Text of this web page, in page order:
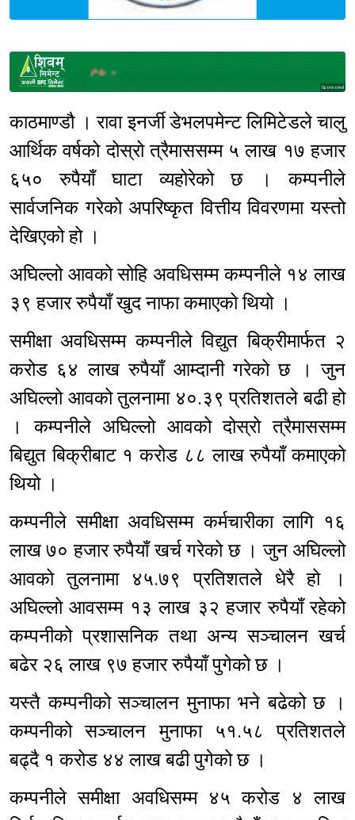
Sponsored
काठमाण्डौ । रावा इनर्जी डेभलपमेन्ट लिमिटेडले चालु
आर्थिक वर्षको दोस्रो त्रैमाससम्म ५ लाख १७ हजार
६५० रुपैयाँ घाटा व्यहोरेको छ । कम्पनीले
सार्वजनिक गरेको अपरिष्कृत वित्तीय विवरणमा यस्तो
देखिएको हो ।
अघिल्लो आवको सोहि अवधिसम्म कम्पनीले १४ लाख
३९ हजार रुपैयाँ खुद नाफा कमाएको थियो ।
समीक्षा अवधिसम्म कम्पनीले विद्युत बिक्रीमार्फत २
करोड ६४ लाख रुपैयाँ आम्दानी गरेको छ । जुन
अघिल्लो आवको तुलनामा ४०.३९ प्रतिशतले बढी हो
। कम्पनीले अघिल्लो आवको दोस्रो त्रैमाससम्म
बिद्युत बिक्रीबाट १ करोड ८८ लाख रुपैयाँ कमाएको
थियो ।
कम्पनीले समीक्षा अवधिसम्म कर्मचारीका लागि १६
लाख ७० हजार रुपैयाँ खर्च गरेको छ । जुन अघिल्लो
आवको तुलनामा ४५.७९ प्रतिशतले धेरै हो ।
अघिल्लो आवसम्म १३ लाख ३२ हजार रुपैयाँ रहेको
कम्पनीको प्रशासनिक तथा अन्य सञ्चालन खर्च
बढेर २६ लाख ९७ हजार रुपैयाँ पुगेको छ ।
यस्तै कम्पनीको सञ्चालन मुनाफा भने बढेको छ ।
कम्पनीको सञ्चालन मुनाफा ५१.५८ प्रतिशतले
बढ्दै १ करोड ४४ लाख बढी पुगेको छ ।
कम्पनीले समीक्षा अवधिसम्म ४५ करोड ४ लाख